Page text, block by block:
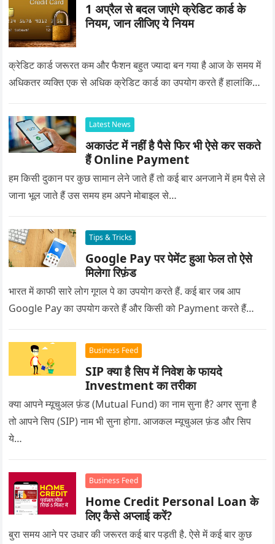
1 अप्रैल से बदल जाएंगे क्रेडिट कार्ड के
नियम, जान लीजिए ये नियम
क्रेडिट कार्ड जरूरत कम और फैशन बहुत ज्यादा बन गया है आज के समय में
अधिकतर व्यक्ति एक से अधिक क्रेडिट कार्ड का उपयोग करते हैं हालांकि…
Latest News
अकाउंट में नहीं है पैसे फिर भी ऐसे कर सकते
हैं Online Payment
हम किसी दुकान पर कुछ सामान लेने जाते हैं तो कई बार अनजाने में हम पैसे ले
जाना भूल जाते हैं उस समय हम अपने मोबाइल से…
Tips & Tricks
Google Pay पर पेमेंट हुआ फेल तो ऐसे
मिलेगा रिफ़ंड
भारत में काफी सारे लोग गूगल पे का उपयोग करते हैं. कई बार जब आप
Google Pay का उपयोग करते हैं और किसी को Payment करते हैं…
Business Feed
SIP क्या है सिप में निवेश के फायदे
Investment का तरीका
क्या आपने म्यूचुअल फ़ंड (Mutual Fund) का नाम सुना है? अगर सुना है
तो आपने सिप (SIP) नाम भी सुना होगा. आजकल म्यूचुअल फ़ंड और सिप
ये…
Business Feed
Home Credit Personal Loan के
लिए कैसे अप्लाई करें?
बुरा समय आने पर उधार की जरूरत कई बार पड़ती है. ऐसे में कई बार कुछ